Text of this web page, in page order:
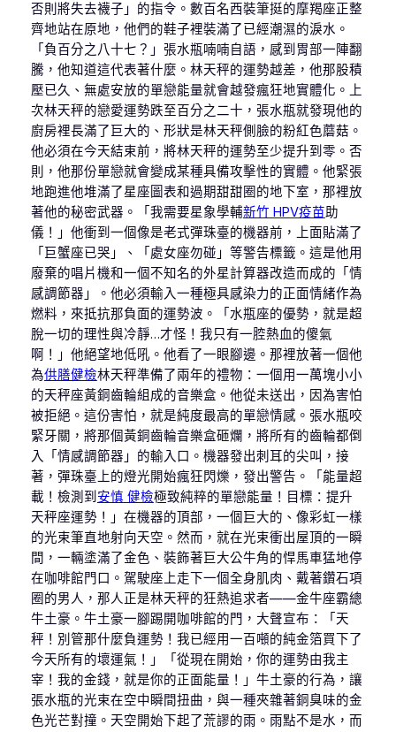
否則將失去襪子」的指令。數百名西裝筆挺的摩羯座正整
齊地站在原地，他們的鞋子裡裝滿了已經潮濕的淚水。
「負百分之八十七？」張水瓶喃喃自語，感到胃部一陣翻
騰，他知道這代表著什麼。林天秤的運勢越差，他那股積
壓已久、無處安放的單戀能量就會越發瘋狂地實體化。上
次林天秤的戀愛運勢跌至百分之二十，張水瓶就發現他的
廚房裡長滿了巨大的、形狀是林天秤側臉的粉紅色蘑菇。
他必須在今天結束前，將林天秤的運勢至少提升到零。否
則，他那份單戀就會變成某種具備攻擊性的實體。他緊張
地跑進他堆滿了星座圖表和過期甜甜圈的地下室，那裡放
著他的秘密武器。「我需要星象學輔新竹 HPV疫苗助
儀！」他衝到一個像是老式彈珠臺的機器前，上面貼滿了
「巨蟹座已哭」、「處女座勿碰」等警告標籤。這是他用
廢棄的唱片機和一個不知名的外星計算器改造而成的「情
感調節器」。他必須輸入一種極具感染力的正面情緒作為
燃料，來抵抗那負面的運勢波。「水瓶座的優勢，就是超
脫一切的理性與冷靜…才怪！我只有一腔熱血的傻氣
啊！」他絕望地低吼。他看了一眼腳邊。那裡放著一個他
為供膳健檢林天秤準備了兩年的禮物：一個用一萬塊小小
的天秤座黃銅齒輪組成的音樂盒。他從未送出，因為害怕
被拒絕。這份害怕，就是純度最高的單戀情感。張水瓶咬
緊牙關，將那個黃銅齒輪音樂盒砸爛，將所有的齒輪都倒
入「情感調節器」的輸入口。機器發出刺耳的尖叫，接
著，彈珠臺上的燈光開始瘋狂閃爍，發出警告。「能量超
載！檢測到 安慎 健檢極致純粹的單戀能量！目標：提升
天秤座運勢！」在機器的頂部，一個巨大的、像彩虹一樣
的光束筆直地射向天空。然而，就在光束衝出屋頂的一瞬
間，一輛塗滿了金色、裝飾著巨大公牛角的悍馬車猛地停
在咖啡館門口。駕駛座上走下一個全身肌肉、戴著鑽石項
圈的男人，那人正是林天秤的狂熱追求者——金牛座霸總
牛土豪。牛土豪一腳踢開咖啡館的門，大聲宣布：「天
秤！別管那什麼負運勢！我已經用一百噸的純金箔買下了
今天所有的壞運氣！」「從現在開始，你的運勢由我主
宰！我的金錢，就是你的正面能量！」牛土豪的行為，讓
張水瓶的光束在空中瞬間扭曲，與一種夾雜著銅臭味的金
色光芒對撞。天空開始下起了荒謬的雨。雨點不是水，而